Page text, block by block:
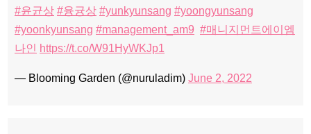
#윤균상 #융귱상 #yunkyunsang #yoongyunsang
#yoonkyunsang #management_am9 #매니지먼트에이엠
나인
https://t.co/W91HyWKJp1
— Blooming Garden (@nuruladim) June 2, 2022